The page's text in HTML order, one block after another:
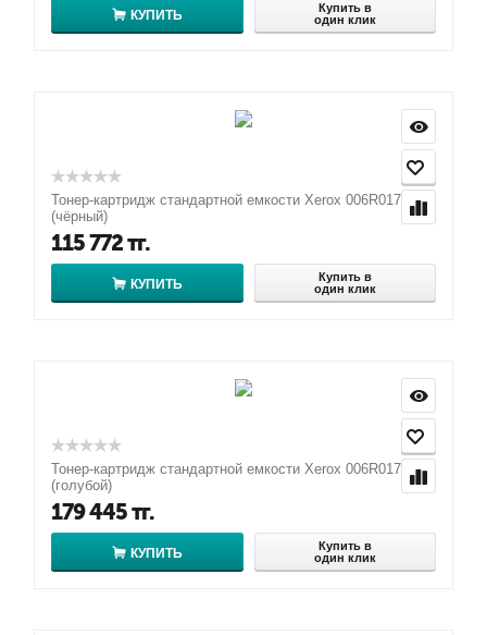
КУПИТЬ
Купить в
один клик
Тонер-картридж стандартной емкости Xerox 006R01754
(чёрный)
115 772тг.
КУПИТЬ
Купить в
один клик
Тонер-картридж стандартной емкости Xerox 006R01755
(голубой)
179 445тг.
КУПИТЬ
Купить в
один клик